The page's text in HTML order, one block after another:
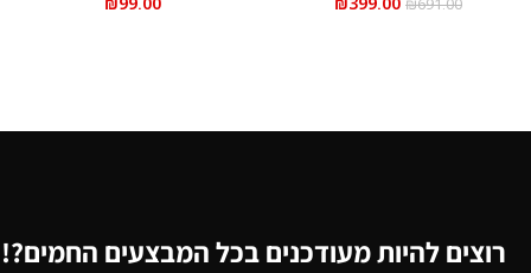
₪691.00
רוצים להיות מעודכנים בכל המבצעים החמים?!